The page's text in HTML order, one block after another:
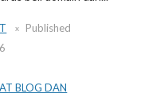
Published
BLOG DAN